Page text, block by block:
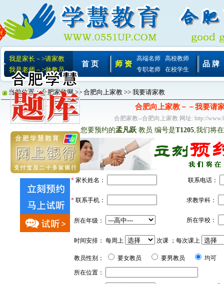
我是家长－>请家教
我是老师－>做教员
首 页 师 资
高端名师
高校教师
专职老师
在校学生
品 牌
当前位置：合肥家教网>> 合肥向上家教 >> 我要请家教
合肥向上家教－－我要请
合肥家教--合肥向上家教 网址: http://
您要预约的孟凡跃教员 编号是T1205,我们将
* 家长姓名： 联系电话：
* 联系手机： 求教学科：
所在年级： 所在学校：
时间安排： 每周上 次课 ；每次课上
教员性别： 要女教员 要男教员 均可
所在位置：